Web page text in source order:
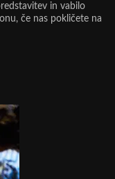
in vabilo
če nas pokličete na